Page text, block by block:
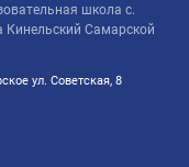
школа с.
Кинельский Самарской
ул. Советская, 8